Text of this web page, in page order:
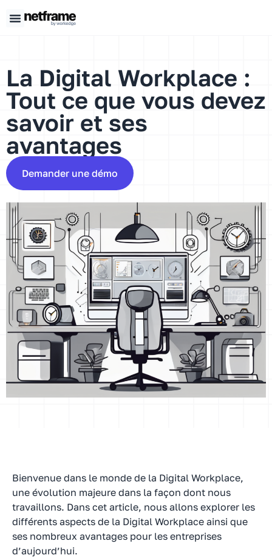
La Digital Workplace :
Tout ce que vous devez
savoir et ses
avantages
Demander une démo
Bienvenue dans le monde de la Digital Workplace,
une évolution majeure dans la façon dont nous
travaillons. Dans cet article, nous allons explorer les
différents aspects de la Digital Workplace ainsi que
ses nombreux avantages pour les entreprises
d’aujourd’hui.